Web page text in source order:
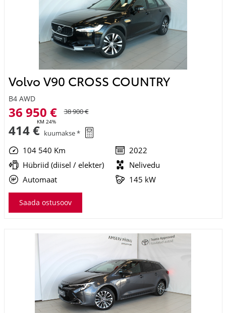
Volvo V90 CROSS COUNTRY
36 950 €
KM 24%
414 € kuumakse *
Hübriid (diisel / elekter)
Nelivedu
Automaat
145 kW
Saada ostusoov